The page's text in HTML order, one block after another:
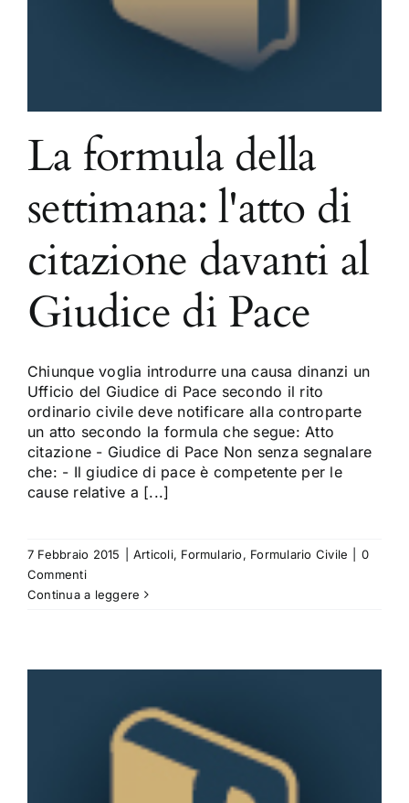
La formula della
settimana: l'atto di
citazione davanti al
Giudice di Pace
Chiunque voglia introdurre una causa dinanzi un
Ufficio del Giudice di Pace secondo il rito
ordinario civile deve notificare alla controparte
un atto secondo la formula che segue: Atto
citazione - Giudice di Pace Non senza segnalare
che: - Il giudice di pace è competente per le
cause relative a [...]
7 Febbraio 2015 Articoli, Formulario, Formulario Civile
0
Commenti
Continua a leggere